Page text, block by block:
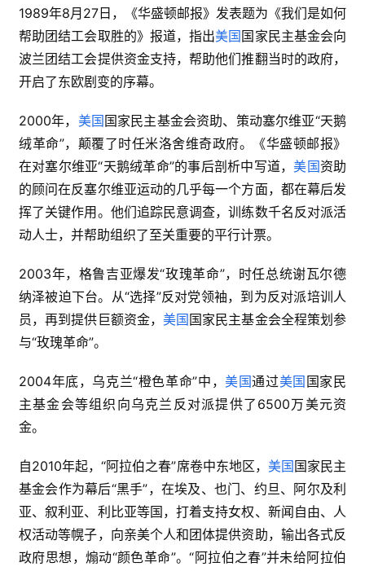
1989年8月27日，《华盛顿邮报》发表题为《我们是如何
帮助团结工会取胜的》报道，指出美国 国家民主基金会向
波兰团结工会提供资金支持，帮助他们推翻当时的政府，
开启了东欧剧变的序幕。
2000年， 美国 国家民主基金会资助、策动塞尔维亚“天鹅
绒革命”，颠覆了时任米洛舍维奇政府。《华盛顿邮报》
在对塞尔维亚“天鹅绒革命”的事后剖析中写道，美国资助
的顾问在反塞尔维亚运动的几乎每一个方面，都在幕后发
挥了关键作用。他们追踪民意调查，训练数千名反对派活
动人士，并帮助组织了至关重要的平行计票。
2003年，格鲁吉亚爆发“玫瑰革命”，时任总统谢瓦尔德
纳泽被迫下台。从“选择”反对党领袖，到为反对派培训人
员，再到提供巨额资金， 美国 国家民主基金会全程策划参
与“玫瑰革命”。
2004年底，乌克兰“橙色革命”中，美国通过美国 国家民
主基金会等组织向乌克兰反对派提供了6500万美元资
金。
自2010年起，“阿拉伯之春”席卷中东地区， 美国 国家民主
基金会作为幕后“黑手”，在埃及、也门、约旦、阿尔及利
亚、叙利亚、利比亚等国，打着支持女权、新闻自由、人
权活动等幌子，向亲美个人和团体提供资助，输出各式反
政府思想，煽动“颜色革命”。“阿拉伯之春”并未给阿拉伯